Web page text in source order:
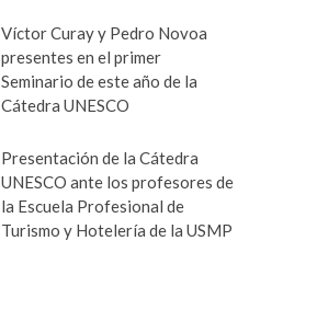
Víctor Curay y Pedro Novoa
presentes en el primer
Seminario de este año de la
Cátedra UNESCO
Presentación de la Cátedra
UNESCO ante los profesores de
la Escuela Profesional de
Turismo y Hotelería de la USMP